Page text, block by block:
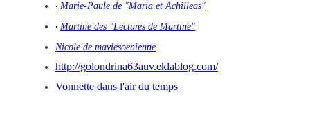
· Marie-Paule de "Maria et Achilleas"
· Martine des "Lectures de Martine"
Nicole de maviesoenienne
http://golondrina63auv.eklablog.com/
Vonnette dans l'air du temps